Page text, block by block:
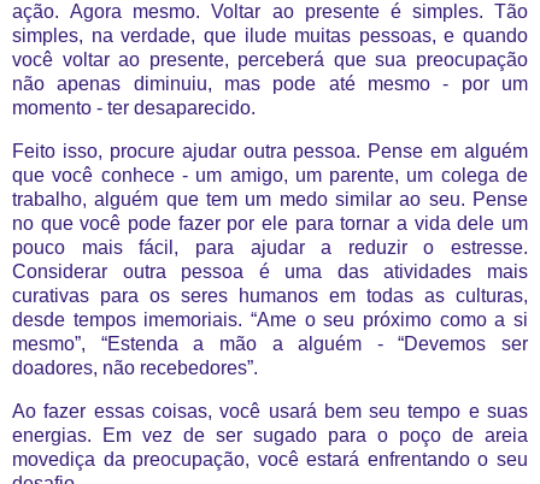
ação. Agora mesmo. Voltar ao presente é simples. Tão
simples, na verdade, que ilude muitas pessoas, e quando
você voltar ao presente, perceberá que sua preocupação
não apenas diminuiu, mas pode até mesmo - por um
momento - ter desaparecido.
Feito isso, procure ajudar outra pessoa. Pense em alguém
que você conhece - um amigo, um parente, um colega de
trabalho, alguém que tem um medo similar ao seu. Pense
no que você pode fazer por ele para tornar a vida dele um
pouco mais fácil, para ajudar a reduzir o estresse.
Considerar outra pessoa é uma das atividades mais
curativas para os seres humanos em todas as culturas,
desde tempos imemoriais. “Ame o seu próximo como a si
mesmo”, “Estenda a mão a alguém - “Devemos ser
doadores, não recebedores”.
Ao fazer essas coisas, você usará bem seu tempo e suas
energias. Em vez de ser sugado para o poço de areia
movediça da preocupação, você estará enfrentando o seu